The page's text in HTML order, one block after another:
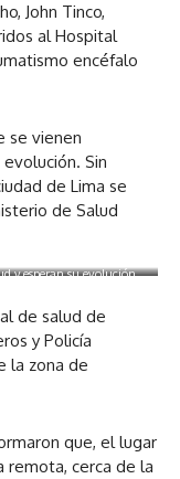
John Tinco,
al Hospital
encéfalo
se vienen
Sin
de Lima se
de Salud
y esperan su evolución.
de salud de
y Policía
la zona de
que, el lugar
remota, cerca de la